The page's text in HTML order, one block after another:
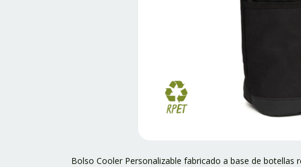
Bolso Cooler Personalizable fabricado a base de botellas